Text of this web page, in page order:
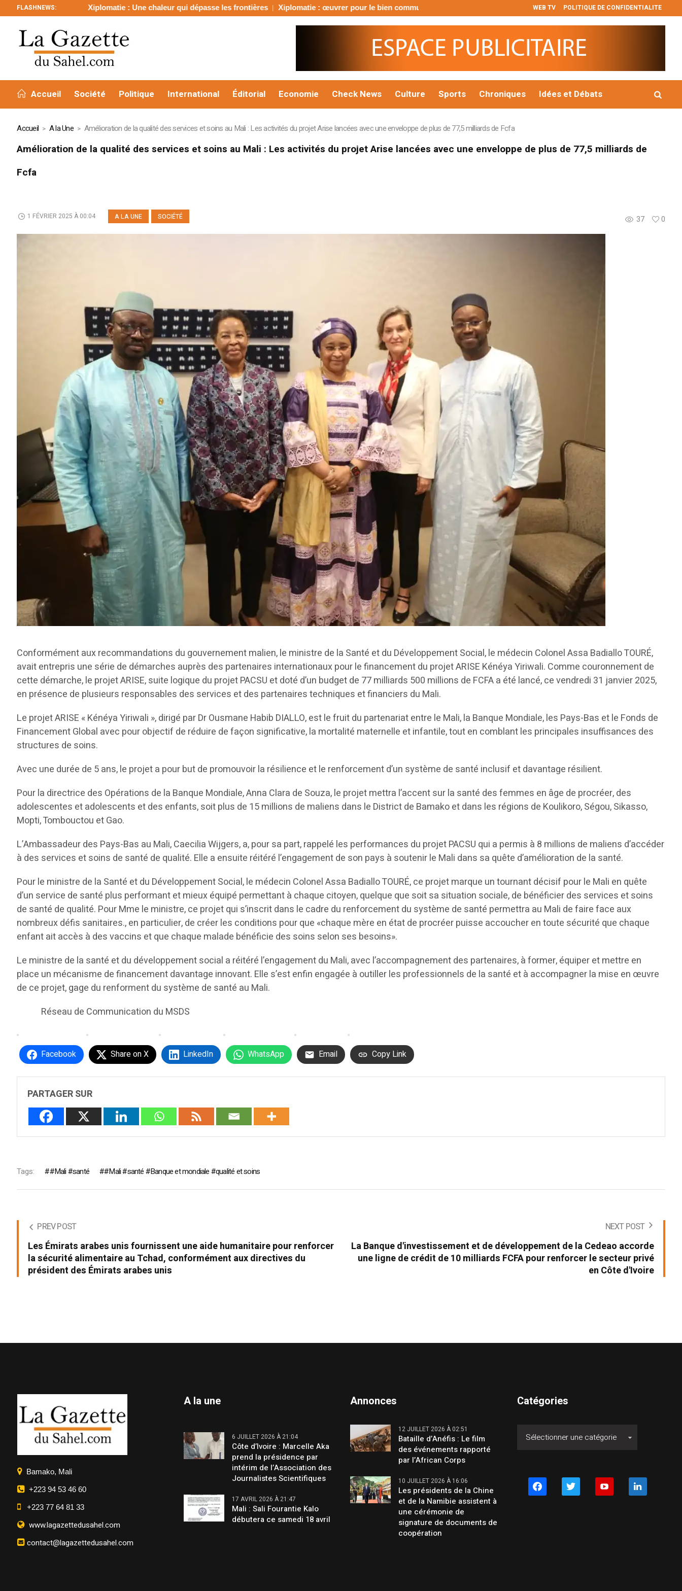
WEB TV POLITIQUE DE CONFIDENTIALITE
FLASHNEWS:
Xiplomatie : Une chaleur qui dépasse les frontières Xiplomatie : œuvrer pour le bien commun de tous Menankoto-Sud : B2Gold décroche le permis qui pourrait prolonger la vie du
Accueil Société Politique International Éditorial Economie Check News Culture Sports Chroniques Idées et Débats
Accueil A la Une Amélioration de la qualité des services et soins au Mali : Les activités du projet Arise lancées avec une enveloppe de plus de 77,5 milliards de Fcfa
Amélioration de la qualité des services et soins au Mali : Les activités du projet Arise lancées avec une enveloppe de plus de 77,5 milliards de
Fcfa
A LA UNE SOCIÉTÉ 37 0
1 FÉVRIER 2025 À 00:04
Conformément aux recommandations du gouvernement malien, le ministre de la Santé et du Développement Social, le médecin Colonel Assa Badiallo TOURÉ,
avait entrepris une série de démarches auprès des partenaires internationaux pour le financement du projet ARISE Kénéya Yiriwali. Comme couronnement de
cette démarche, le projet ARISE, suite logique du projet PACSU et doté d’un budget de 77 milliards 500 millions de FCFA a été lancé, ce vendredi 31 janvier 2025,
en présence de plusieurs responsables des services et des partenaires techniques et financiers du Mali.
Le projet ARISE « Kénéya Yiriwali », dirigé par Dr Ousmane Habib DIALLO, est le fruit du partenariat entre le Mali, la Banque Mondiale, les Pays-Bas et le Fonds de
Financement Global avec pour objectif de réduire de façon significative, la mortalité maternelle et infantile, tout en comblant les principales insuffisances des
structures de soins.
Avec une durée de 5 ans, le projet a pour but de promouvoir la résilience et le renforcement d’un système de santé inclusif et davantage résilient.
Pour la directrice des Opérations de la Banque Mondiale, Anna Clara de Souza, le projet mettra l’accent sur la santé des femmes en âge de procréer, des
adolescentes et adolescents et des enfants, soit plus de 15 millions de maliens dans le District de Bamako et dans les régions de Koulikoro, Ségou, Sikasso,
Mopti, Tombouctou et Gao.
L’Ambassadeur des Pays-Bas au Mali, Caecilia Wijgers, a, pour sa part, rappelé les performances du projet PACSU qui a permis à 8 millions de maliens d’accéder
à des services et soins de santé de qualité. Elle a ensuite réitéré l’engagement de son pays à soutenir le Mali dans sa quête d’amélioration de la santé.
Pour le ministre de la Santé et du Développement Social, le médecin Colonel Assa Badiallo TOURÉ, ce projet marque un tournant décisif pour le Mali en quête
d’un service de santé plus performant et mieux équipé permettant à chaque citoyen, quelque que soit sa situation sociale, de bénéficier des services et soins
de santé de qualité. Pour Mme le ministre, ce projet qui s’inscrit dans le cadre du renforcement du système de santé permettra au Mali de faire face aux
nombreux défis sanitaires., en particulier, de créer les conditions pour que «chaque mère en état de procréer puisse accoucher en toute sécurité que chaque
enfant ait accès à des vaccins et que chaque malade bénéficie des soins selon ses besoins».
Le ministre de la santé et du développement social a réitéré l’engagement du Mali, avec l’accompagnement des partenaires, à former, équiper et mettre en
place un mécanisme de financement davantage innovant. Elle s’est enfin engagée à outiller les professionnels de la santé et à accompagner la mise en œuvre
de ce projet, gage du renforment du système de santé au Mali.
Réseau de Communication du MSDS
Facebook Share on X LinkedIn WhatsApp Email Copy Link
PARTAGER SUR
Tags: #Mali #santé #Mali #santé #Banque et mondiale #qualité et soins
PREV POST
Les Émirats arabes unis fournissent une aide humanitaire pour renforcer
la sécurité alimentaire au Tchad, conformément aux directives du
président des Émirats arabes unis
NEXT POST
La Banque d'investissement et de développement de la Cedeao accorde
une ligne de crédit de 10 milliards FCFA pour renforcer le secteur privé
en Côte d'Ivoire
Bamako, Mali
+223 94 53 46 60
+223 77 64 81 33
www.lagazettedusahel.com
contact@lagazettedusahel.com
A la une
6 JUILLET 2026 À 21:04
Côte d’Ivoire : Marcelle Aka
prend la présidence par
intérim de l’Association des
Journalistes Scientifiques
17 AVRIL 2026 À 21:47
Mali : Sali Fourantie Kalo
débutera ce samedi 18 avril
Annonces
12 JUILLET 2026 À 02:51
Bataille d’Anéfis : Le film
des événements rapporté
par l’African Corps
10 JUILLET 2026 À 16:06
Les présidents de la Chine
et de la Namibie assistent à
une cérémonie de
signature de documents de
coopération
Catégories
facebook twitter youtube linkedin